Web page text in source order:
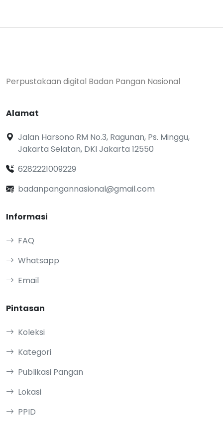
Perpustakaan digital Badan Pangan Nasional
Alamat
Jalan Harsono RM No.3, Ragunan, Ps. Minggu,
Jakarta Selatan, DKI Jakarta 12550
6282221009229
badanpangannasional@gmail.com
Informasi
FAQ
Whatsapp
Email
Pintasan
Koleksi
Kategori
Publikasi Pangan
Lokasi
PPID